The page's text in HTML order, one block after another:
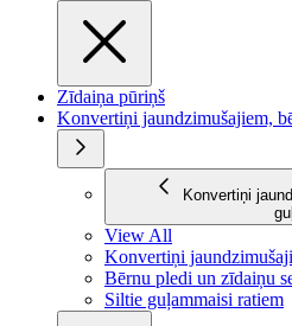
Zīdaiņa pūriņš
Konvertiņi jaundzimušajiem,
Konvertiņi
View All
Konvertiņi
Bērnu pledi un zīdaiņu
Siltie guļammaisi ratiem